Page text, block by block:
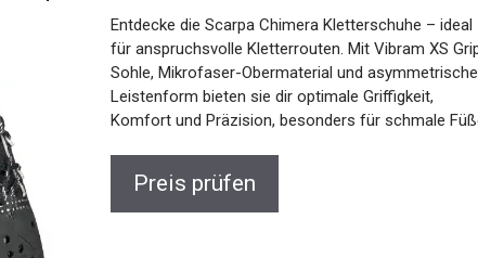
Entdecke die Scarpa Chimera Kletterschuhe – ideal
für anspruchsvolle Kletterrouten. Mit Vibram XS Grip
2 Sohle, Mikrofaser-Obermaterial und
asymmetrischer Leistenform bieten sie dir optimale
Griffigkeit, Komfort und Präzision, besonders für
Preis prüfen
Schaue dir jetzt die meistverkauften Produkte im Sale bei
Jetzt anschauen